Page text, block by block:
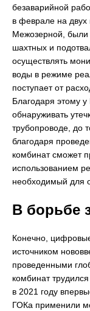
безаварийной
в феврале на двух
Межозерной, были
шахтных и
осуществлять
воды в режиме
поступает от
Благодаря этому
обнаруживать
трубопроводе, до
благодаря
комбинат сможет
использованием
необходимый для
В борьбе
Конечно,
источником
проведенными
комбинат
в 2021 году
ГОКа применили